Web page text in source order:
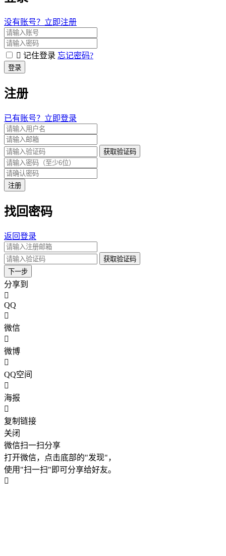
没有账号？立即注册
记住登录 忘记密码?
登录
注册
已有账号？立即登录
获取验证码
注册
找回密码
返回登录
获取验证码
下一步
分享到
QQ
微信
微博
QQ空间
海报
复制链接
关闭
微信扫一扫分享
打开微信，点击底部的"发现"，
使用"扫一扫"即可分享给好友。